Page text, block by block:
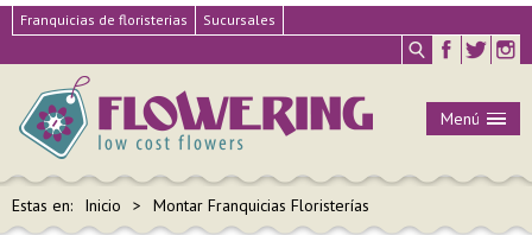
Franquicias de floristerias Sucursales
Menú
Estas en: Inicio Montar Franquicias Floristerías